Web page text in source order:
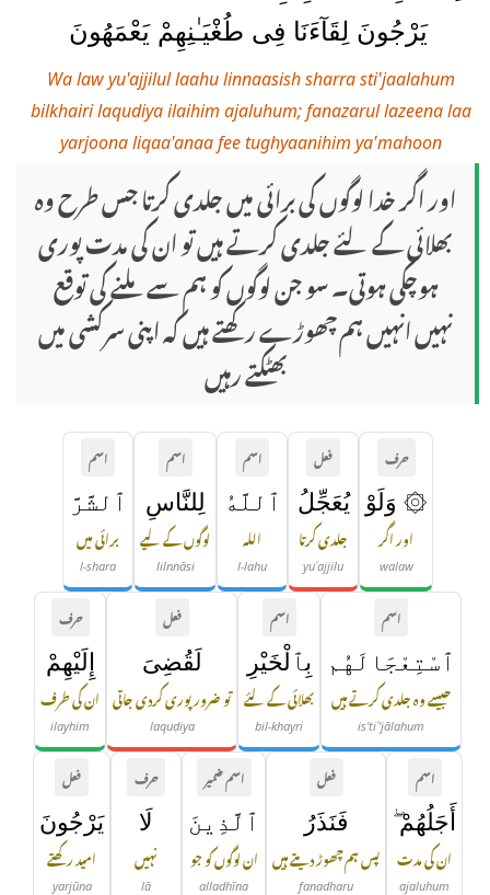
يَرْجُونَ لِقَآءَنَا فِى طُغْيَـٰنِهِمْ يَعْمَهُونَ
Wa law yu'ajjilul laahu linnaasish sharra sti'jaalahum
bilkhairi laqudiya ilaihim ajaluhum; fanazarul lazeena laa
yarjoona liqaa'anaa fee tughyaanihim ya'mahoon
اور اگر خدا لوگوں کی برائی میں جلدی کرتا جس طرح وہ
بھلائی کے لئے جلدی کرتے ہیں تو ان کی مدت پوری
ہوچکی ہوتی۔ سو جن لوگوں کو ہم سے ملنے کی توقع
نہیں انہیں ہم چھوڑے رکھتے ہیں کہ اپنی سرکشی میں
بھٹکتے رہیں
حرف
۞ وَلَوْ
اور اگر
walaw
فعل
يُعَجِّلُ
جلدی کرتا
yuʿajjilu
اسم
ٱللَّهُ
اللہ
l-lahu
اسم
لِلنَّاسِ
لوگوں کے لیے
lilnnāsi
اسم
ٱلشَّرَّ
برائی میں
l-shara
اسم
ٱسْتِعْجَالَهُم
جیسے وہ جلدی کرتے ہیں
is'tiʿ'jālahum
اسم
بِٱلْخَيْرِ
بھلائی کے لئے
bil-khayri
فعل
لَقُضِىَ
تو ضرور پوری کردی جاتی
laquḍiya
حرف
إِلَيْهِمْ
ان کی طرف
ilayhim
اسم
أَجَلُهُمْ ۖ
ان کی مدت
ajaluhum
فعل
فَنَذَرُ
پس ہم چھوڑ دیتے ہیں
fanadharu
اسم ضمیر
ٱلَّذِينَ
ان لوگوں کو جو
alladhīna
حرف
لَا
نہیں
lā
فعل
يَرْجُونَ
امید رکھتے
yarjūna